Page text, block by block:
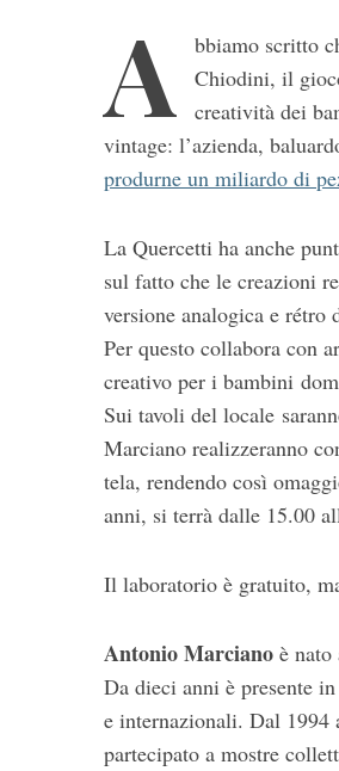
A
bbiamo scritto
Chiodini, il
creatività dei
vintage: l’azienda,
produrne un miliardo di
La Quercetti ha anche
sul fatto che le creazioni
versione analogica e rétro
Per questo collabora con
creativo per i bambini
Sui tavoli del locale
Marciano realizzeranno
tela, rendendo così
anni, si terrà dalle 15.00
Il laboratorio è gratuito,
Antonio Marciano è
Da dieci anni è presente
e internazionali. Dal 1994
partecipato a mostre
S
a
r
o
r
: